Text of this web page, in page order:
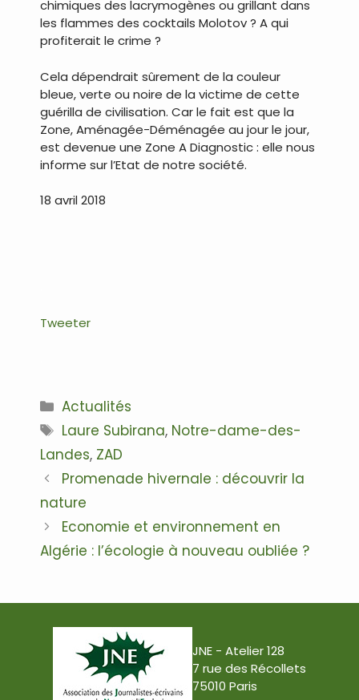
chimiques des lacrymogènes ou grillant dans
les flammes des cocktails Molotov ? A qui
profiterait le crime ?
Cela dépendrait sûrement de la couleur
bleue, verte ou noire de la victime de cette
guérilla de civilisation. Car le fait est que la
Zone, Aménagée-Déménagée au jour le jour,
est devenue une Zone A Diagnostic : elle nous
informe sur l’Etat de notre société.
18 avril 2018
Tweeter
Catégories
Actualités
Étiquettes
Laure Subirana, Notre-dame-des-
Landes, ZAD
Navigation
des
Promenade hivernale : découvrir la
nature
Economie et environnement en
Algérie : l’écologie à nouveau oubliée ?
JNE - Atelier 128
7 rue des Récollets
75010 Paris